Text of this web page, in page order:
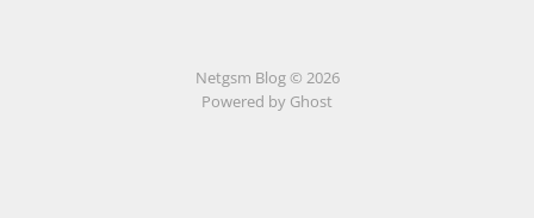
Netgsm Blog © 2026
Powered by Ghost